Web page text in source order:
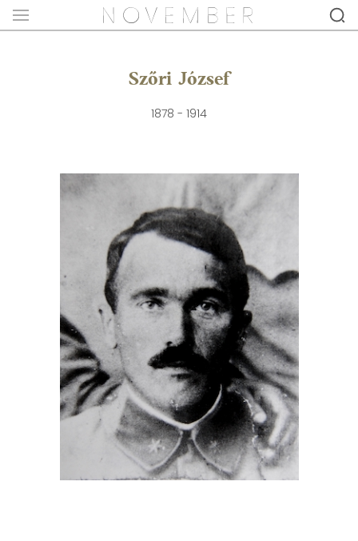
Szőri József
1878 - 1914